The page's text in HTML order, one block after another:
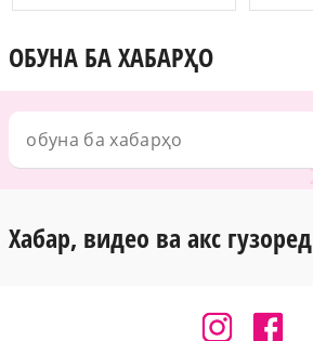
ОБУНА БА ХАБАРҲО
Хабар, видео ва акс гузоред